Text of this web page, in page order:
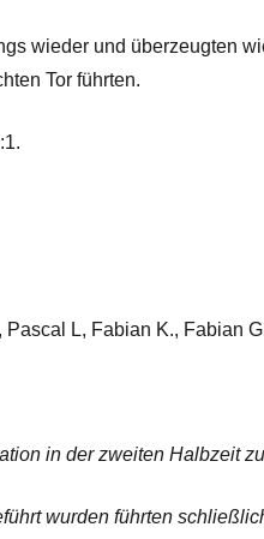
wieder und überzeugten
Tor führten.
L, Fabian K., Fabian
in der zweiten Halbzeit
wurden führten